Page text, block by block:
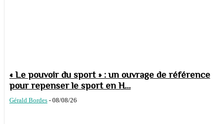
« Le pouvoir du sport » : un ouvrage de référence
pour repenser le sport en H...
Gérald Bordes - 08/08/26